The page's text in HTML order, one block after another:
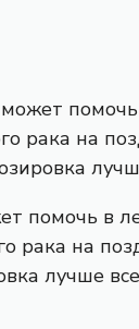
помочь в
рака на
лучше